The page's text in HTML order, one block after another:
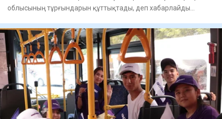
облысының тұрғындарын құттықтады, деп хабарлайды